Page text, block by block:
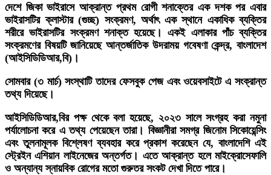
দেশে জিকা ভাইরাসে আক্রান্ত প্রথম রোগী শনাক্তের এক দশক পর এবার
ভাইরাসটির ক্লাস্টার (গুচ্ছ) সংক্রমণ, অর্থাৎ এক স্থানে একাধিক ব্যক্তির
শরীরে ভাইরাসটির সংক্রমণ শনাক্ত হয়েছে। একই এলাকার পাঁচ ব্যক্তির
সংক্রমণের বিষয়টি জানিয়েছে আন্তর্জাতিক উদরাময় গবেষণা কেন্দ্র, বাংলাদেশ
(আইসিডিডিআর,বি)।
সোমবার (৩ মার্চ) সংস্থাটি তাদের ফেসবুক পেজ এবং ওয়েবসাইটে এ সংক্রান্ত
তথ্য দিয়েছে।
আইসিডিডিআর,বির পক্ষ থেকে বলা হয়েছে, ২০২৩ সালে সংগ্রহ করা নমুনা
পর্যালোচনা করে এ তথ্য পেয়েছেন তারা। বিজ্ঞানীরা সমগ্র জিনোম সিকোয়েন্সিং
এবং তুলনামূলক বিশ্লেষণ ব্যবহার করে প্রকাশ করেছেন যে, বাংলাদেশি এই
স্ট্রেইন এশিয়ান লাইনেজের অন্তর্গত। এতে আক্রান্ত হলে মাইক্রোসেফালি
ও অন্যান্য স্নায়বিক রোগের মতো গুরুতর সংকট দেখা দিতে পারে।